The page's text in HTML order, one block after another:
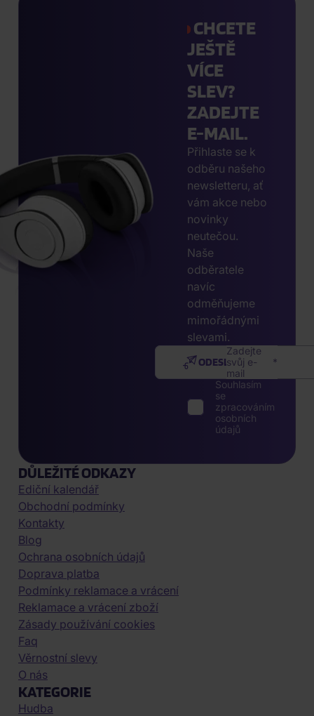
CHCETE
JEŠTĚ
VÍCE
SLEV?
ZADEJTE
E-MAIL.
Přihlaste se k
odběru našeho
newsletteru, ať
vám akce nebo
novinky
neutečou.
Naše
odběratele
navíc
odměňujeme
mimořádnými
slevami.
Zadejte
svůj e-
mail
ODESLAT
Souhlasím
se
zpracováním
osobních
údajů
DŮLEŽITÉ ODKAZY
Ediční kalendář
Obchodní podmínky
Kontakty
Blog
Ochrana osobních údajů
Doprava platba
Podmínky reklamace a vrácení
Reklamace a vrácení zboží
Zásady používání cookies
Faq
Věrnostní slevy
O nás
KATEGORIE
Hudba